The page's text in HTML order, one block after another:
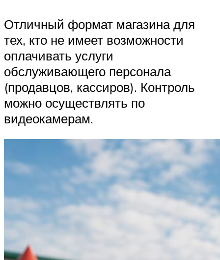
Отличный формат магазина для
тех, кто не имеет возможности
оплачивать услуги
обслуживающего персонала
(продавцов, кассиров). Контроль
можно осуществлять по
видеокамерам.